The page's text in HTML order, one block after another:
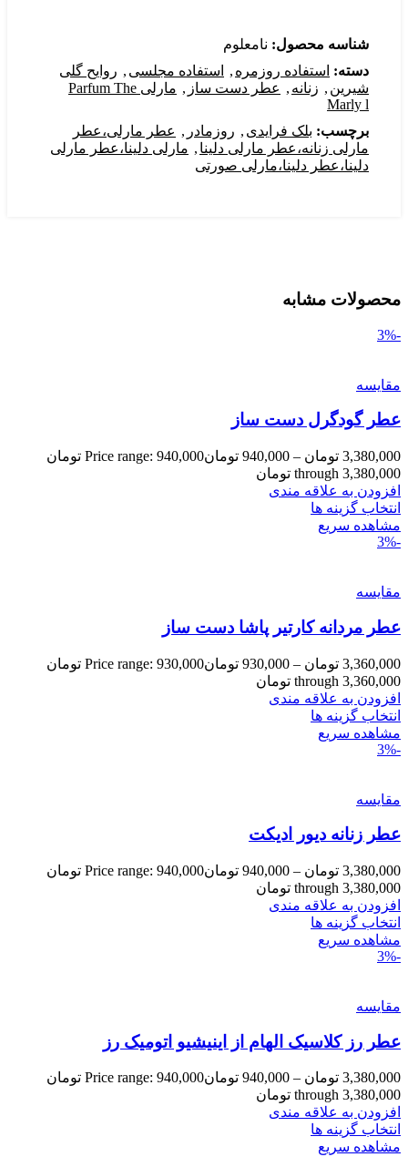
شناسه محصول: نامعلوم
دسته: استفاده روزمره , استفاده مجلسی , روایح گلی
شیرین , زنانه , عطر دست ساز ,
مارلی Parfum The
Marly l
برچسب: بلک فرایدی , روزمادر , عطر مارلی،عطر
مارلی زنانه،عطر مارلی دلینا , مارلی دلینا،عطر مارلی
دلینا،عطر دلینا،مارلی صورتی
محصولات مشابه
-3%
مقایسه
عطر گودگرل دست ساز
3,380,000 تومان –
940,000 تومان
Price range: 940,000 تومان
through 3,380,000 تومان
افزودن به علاقه مندی
انتخاب گزینه ها
مشاهده سریع
-3%
مقایسه
عطر مردانه کارتیر پاشا دست ساز
3,360,000 تومان –
930,000 تومان
Price range: 930,000 تومان
through 3,360,000 تومان
افزودن به علاقه مندی
انتخاب گزینه ها
مشاهده سریع
-3%
مقایسه
عطر زنانه دیور ادیکت
3,380,000 تومان –
940,000 تومان
Price range: 940,000 تومان
through 3,380,000 تومان
افزودن به علاقه مندی
انتخاب گزینه ها
مشاهده سریع
-3%
مقایسه
عطر رز کلاسیک الهام از اینیشیو اتومیک رز
3,380,000 تومان –
940,000 تومان
Price range: 940,000 تومان
through 3,380,000 تومان
افزودن به علاقه مندی
انتخاب گزینه ها
مشاهده سریع